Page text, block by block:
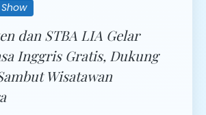
dan STBA LIA Gelar
Inggris Gratis, Dukung
Wisatawan